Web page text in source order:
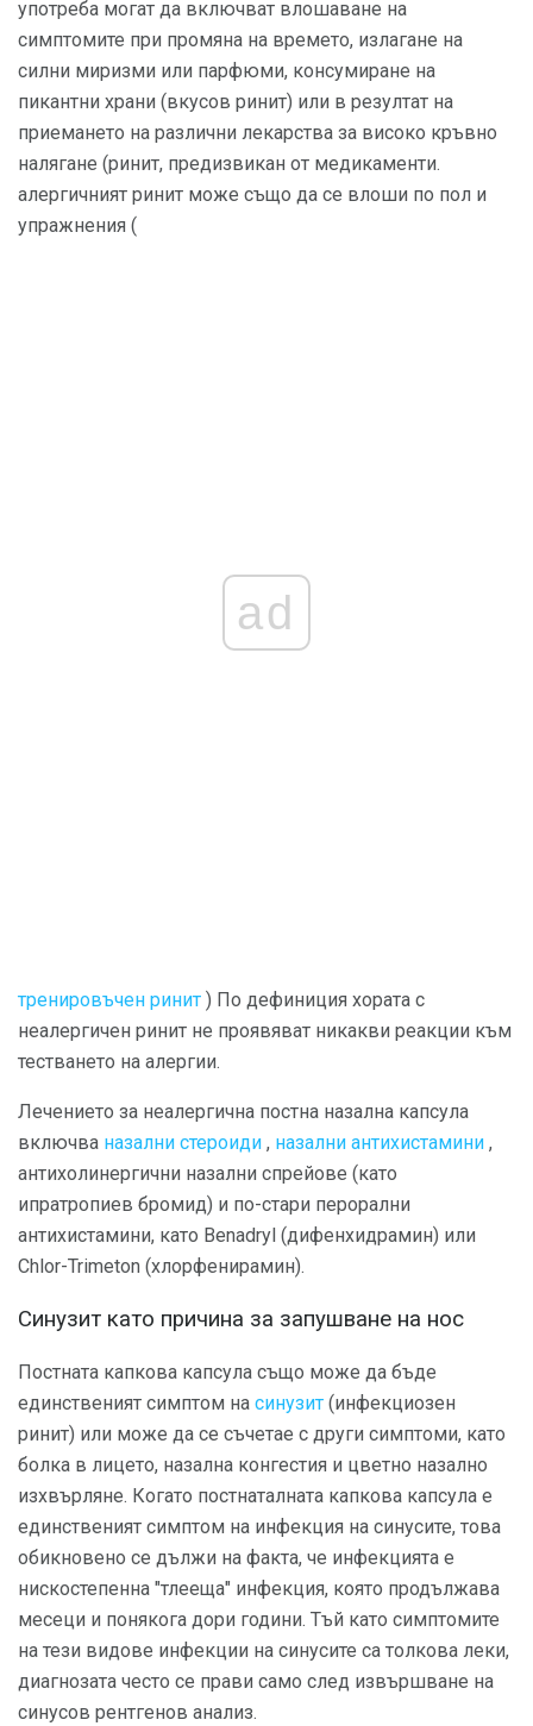
употреба могат да включват влошаване на
симптомите при промяна на времето, излагане на
силни миризми или парфюми, консумиране на
пикантни храни (вкусов ринит) или в резултат на
приемането на различни лекарства за високо кръвно
налягане (ринит, предизвикан от медикаменти.
алергичният ринит може също да се влоши по пол и
упражнения (
ad
тренировъчен ринит ) По дефиниция хората с
неалергичен ринит не проявяват никакви реакции към
тестването на алергии.
Лечението за неалергична постна назална капсула
включва назални стероиди , назални антихистамини ,
антихолинергични назални спрейове (като
ипратропиев бромид) и по-стари перорални
антихистамини, като Benadryl (дифенхидрамин) или
Chlor-Trimeton (хлорфенирамин).
Синузит като причина за запушване на нос
Постната капкова капсула също може да бъде
единственият симптом на синузит (инфекциозен
ринит) или може да се съчетае с други симптоми, като
болка в лицето, назална конгестия и цветно назално
изхвърляне. Когато постнаталната капкова капсула е
единственият симптом на инфекция на синусите, това
обикновено се дължи на факта, че инфекцията е
нискостепенна "тлееща" инфекция, която продължава
месеци и понякога дори години. Тъй като симптомите
на тези видове инфекции на синусите са толкова леки,
диагнозата често се прави само след извършване на
синусов рентгенов анализ.